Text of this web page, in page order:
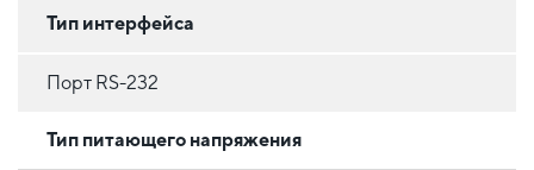
Тип интерфейса
Порт RS-232
Тип питающего напряжения